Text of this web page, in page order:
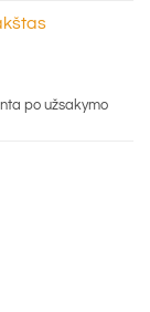
po užsakymo